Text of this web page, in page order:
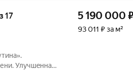
17
Улyчшeннaя
5 190 000
93 011 ₽ за м²